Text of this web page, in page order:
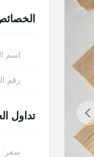
اسم
رقم
تداول
سعر: